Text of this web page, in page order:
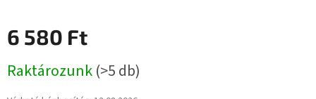
6 580 Ft
Raktározunk(>5 db)